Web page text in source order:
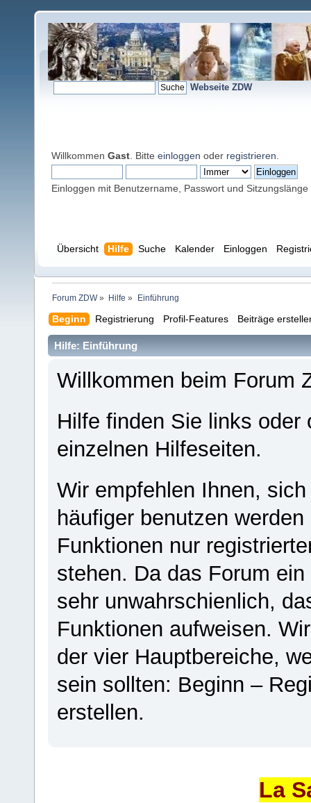
Webseite ZDW
Willkommen Gast . Bitte einloggen oder registrieren
Einloggen mit Benutzername, Passwort und Sitzungslänge
Übersicht Hilfe Suche Kalender Einloggen
Forum ZDW» Hilfe » Einführung
Beginn Registrierung Profil-Features Beiträge
Hilfe: Einführung
Willkommen beim Forum
Hilfe finden Sie links
einzelnen Hilfeseiten.
Wir empfehlen Ihnen,
häufiger benutzen
Funktionen nur
stehen. Da das Forum
sehr unwahrschienlich,
Funktionen aufweisen.
der vier Hauptbereiche,
sein sollten: Beginn –
erstellen.
La